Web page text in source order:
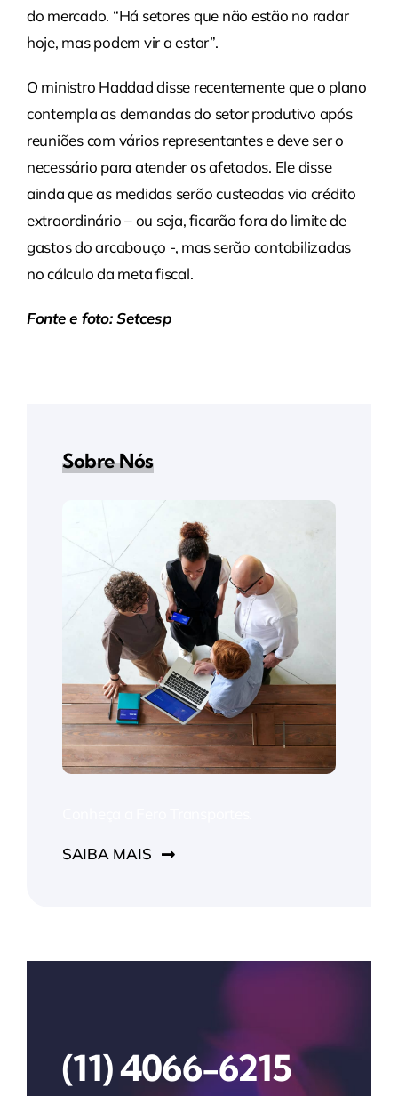
do mercado. “Há setores que não estão no radar
hoje, mas podem vir a estar”.
O ministro Haddad disse recentemente que o plano
contempla as demandas do setor produtivo após
reuniões com vários representantes e deve ser o
necessário para atender os afetados. Ele disse
ainda que as medidas serão custeadas via crédito
extraordinário – ou seja, ficarão fora do limite de
gastos do arcabouço -, mas serão contabilizadas
no cálculo da meta fiscal.
Fonte e foto: Setcesp
Sobre Nós
SAIBA MAIS
(11) 4066-6215